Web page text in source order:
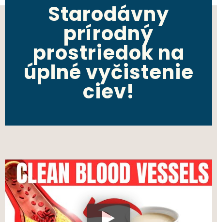
Starodávny
prírodný
prostriedok na
úplné vyčistenie
ciev!